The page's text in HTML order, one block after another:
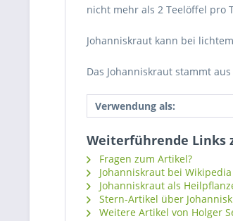
nicht mehr als 2 Teelöffel pro
Johanniskraut kann bei
Das Johanniskraut stammt
Verwendung als:
Weiterführende Links
Fragen zum Artikel?
Johanniskraut bei Wikipedia
Johanniskraut als
Stern-Artikel über
Weitere Artikel von Holger